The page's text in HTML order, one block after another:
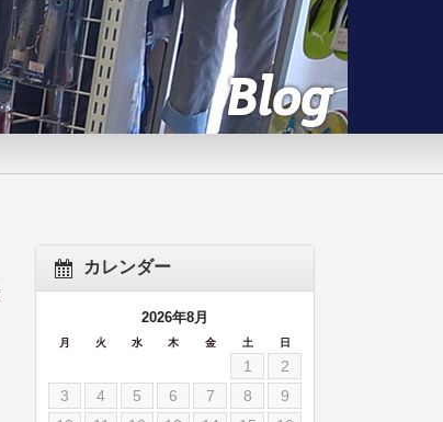
Blog
カレンダー
2026年8月
月 火 水 木 金 土 日
1
2
3
4 5 6 7 8
9